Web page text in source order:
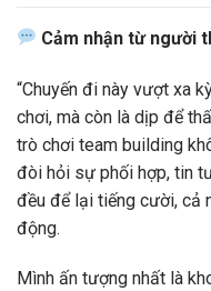
Cảm nhận từ người
“Chuyến đi này vượt xa
chơi, mà còn là dịp để
trò chơi team building
đòi hỏi sự phối hợp, tin
đều để lại tiếng cười, cả
động.
Mình ấn tượng nhất là